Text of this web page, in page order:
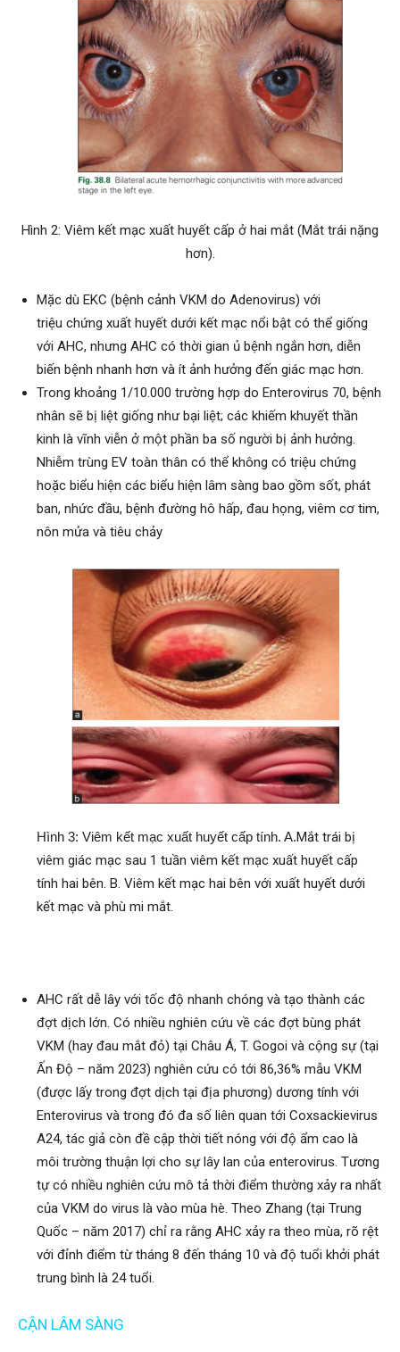
Hình 2: Viêm kết mạc xuất huyết cấp ở hai mắt (Mắt trái nặng
hơn).
Mặc dù EKC (bệnh cảnh VKM do Adenovirus) với
triệu chứng xuất huyết dưới kết mạc nổi bật có thể giống
với AHC, nhưng AHC có thời gian ủ bệnh ngắn hơn, diễn
biến bệnh nhanh hơn và ít ảnh hưởng đến giác mạc hơn.
Trong khoảng 1/10.000 trường hợp do Enterovirus 70, bệnh
nhân sẽ bị liệt giống như bại liệt; các khiếm khuyết thần
kinh là vĩnh viễn ở một phần ba số người bị ảnh hưởng.
Nhiễm trùng EV toàn thân có thể không có triệu chứng
hoặc biểu hiện các biểu hiện lâm sàng bao gồm sốt, phát
ban, nhức đầu, bệnh đường hô hấp, đau họng, viêm cơ tim,
nôn mửa và tiêu chảy
Hình 3: Viêm kết mạc xuất huyết cấp tính. A.Mắt trái bị
viêm giác mạc sau 1 tuần viêm kết mạc xuất huyết cấp
tính hai bên. B. Viêm kết mạc hai bên với xuất huyết dưới
kết mạc và phù mi mắt.
AHC rất dễ lây với tốc độ nhanh chóng và tạo thành các
đợt dịch lớn. Có nhiều nghiên cứu về các đợt bùng phát
VKM (hay đau mắt đỏ) tại Châu Á, T. Gogoi và cộng sự (tại
Ấn Độ – năm 2023) nghiên cứu có tới 86,36% mẫu VKM
(được lấy trong đợt dịch tại địa phương) dương tính với
Enterovirus và trong đó đa số liên quan tới Coxsackievirus
A24, tác giả còn đề cập thời tiết nóng với độ ẩm cao là
môi trường thuận lợi cho sự lây lan của enterovirus. Tương
tự có nhiều nghiên cứu mô tả thời điểm thường xảy ra nhất
của VKM do virus là vào mùa hè. Theo Zhang (tại Trung
Quốc – năm 2017) chỉ ra rằng AHC xảy ra theo mùa, rõ rệt
với đỉnh điểm từ tháng 8 đến tháng 10 và độ tuổi khởi phát
trung bình là 24 tuổi.
CẬN LÂM SÀNG